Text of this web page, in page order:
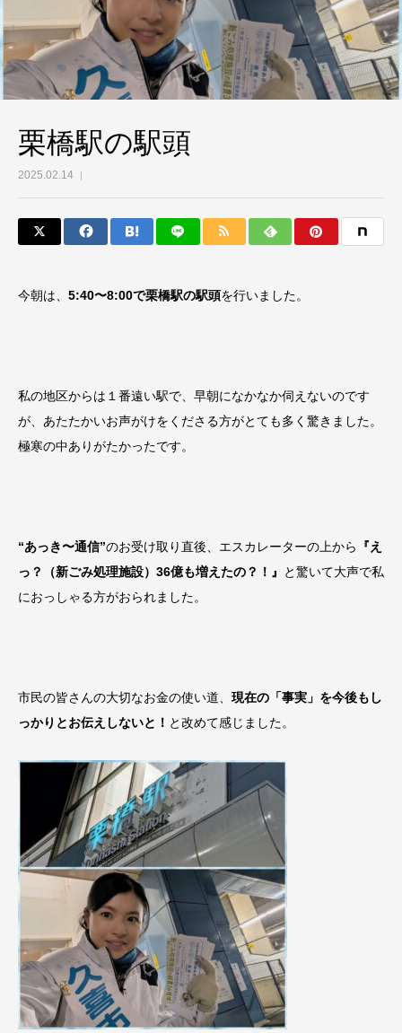
栗橋駅の駅頭
2025.02.14
今朝は、 5:40〜8:00で栗橋駅の駅頭を行いました。
私の地区からは１番遠い駅で、早朝になかなか伺えないのです
が、あたたかいお声がけをくださる方がとても多く驚きました。
極寒の中ありがたかったです。
“あっき〜通信”のお受け取り直後、エスカレーターの上から
『え
っ？（新ごみ処理施設）36億も増えたの？！』
と驚いて大声で私
におっしゃる方がおられました。
市民の皆さんの大切なお金の使い道、 現在の「事実」を今後もし
っかりとお伝えしないと！ と改めて感じました。